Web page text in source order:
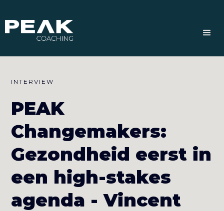
INTERVIEW
PEAK
Changemakers:
Gezondheid eerst in
een high-stakes
agenda - Vincent